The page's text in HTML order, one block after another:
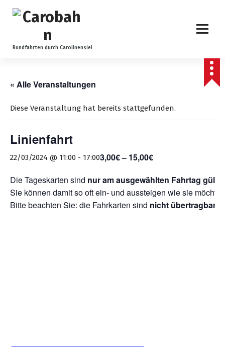
Rundfahrten durch Carolinensiel
« Alle Veranstaltungen
Diese Veranstaltung hat bereits stattgefunden.
Linienfahrt
22/03/2024 @ 11:00 - 17:003,00€ – 15,00€
Die Tageskarten sind nur am ausgewählten Fahrtag
Sie können damit so oft ein- und aussteigen wie sie
Bitte beachten Sie: die Fahrkarten sind nicht übertragbar